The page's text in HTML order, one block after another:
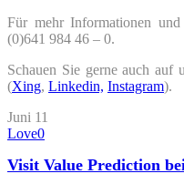
Für mehr Informationen
(0)641 984 46 – 0.
Schauen Sie gerne auch auf
(Xing, Linkedin, Instagram).
Juni 11
Love0
Visit Value Prediction